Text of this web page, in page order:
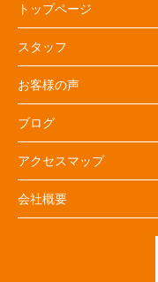
トップページ
スタッフ
お客様の声
ブログ
アクセスマップ
会社概要